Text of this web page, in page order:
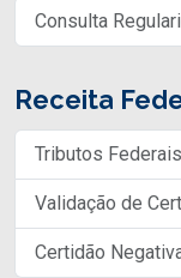
Consulta
Receita
Tributos Federais
Validação de
Certidão